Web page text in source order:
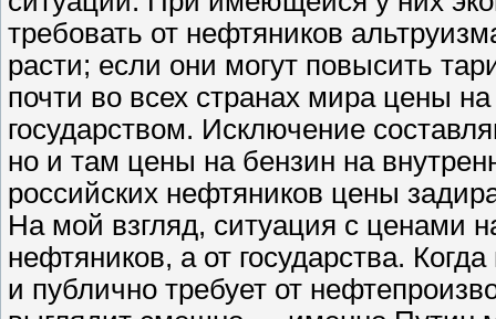
требовать от нефтяников
расти; если они могут повысить
почти во всех странах мира цены
государством. Исключение
но и там цены на бензин на
российских нефтяников цены
На мой взгляд, ситуация с ценами
нефтяников, а от государства.
и публично требует от